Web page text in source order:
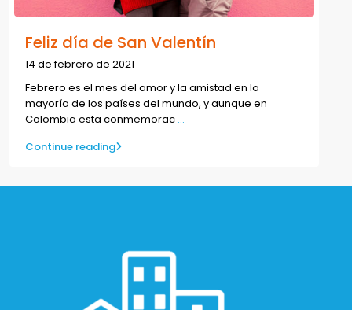
Feliz día de San Valentín
14 de febrero de 2021
Febrero es el mes del amor y la amistad en la
mayoría de los países del mundo, y aunque en
Colombia esta conmemorac ...
Continue reading